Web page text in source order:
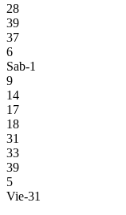
28
39
37
6
Sab-1
9
14
17
18
31
33
39
5
Vie-31